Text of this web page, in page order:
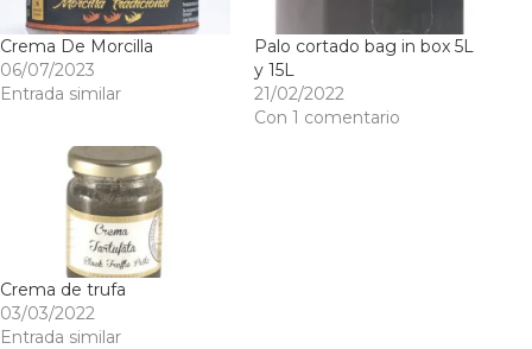
Crema De Morcilla
06/07/2023
Entrada similar
Palo cortado bag in box 5L
y 15L
21/02/2022
Con 1 comentario
Crema de trufa
03/03/2022
Entrada similar